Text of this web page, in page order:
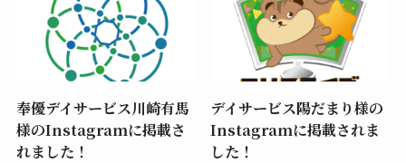
奉優デイサービス川崎有馬
様のInstagramに掲載さ
れました！
デイサービス陽だまり様の
Instagramに掲載されま
した！